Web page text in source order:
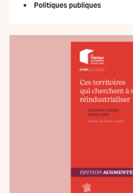
Politiques publiques